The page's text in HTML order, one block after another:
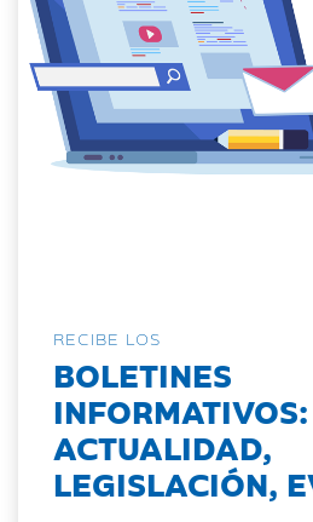
RECIBE LOS
BOLETINES
INFORMATIVOS:
ACTUALIDAD,
LEGISLACIÓN,